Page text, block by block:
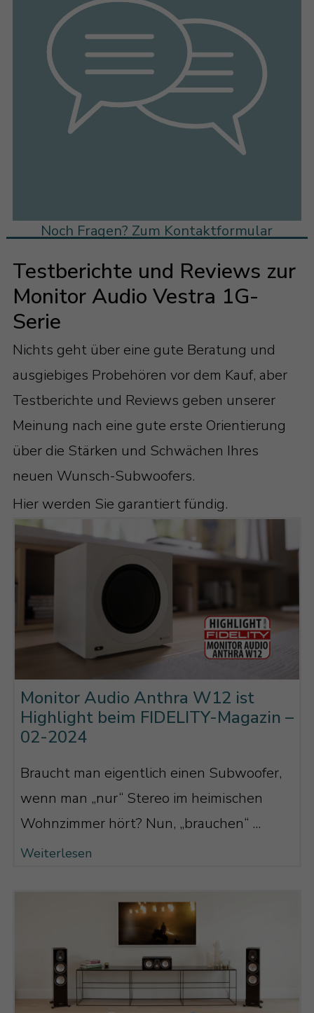
Noch Fragen? Zum Kontaktformular
Testberichte und Reviews zur
Monitor Audio Vestra 1G-
Serie
Nichts geht über eine gute Beratung und
ausgiebiges Probehören vor dem Kauf, aber
Testberichte und Reviews geben unserer
Meinung nach eine gute erste Orientierung
über die Stärken und Schwächen Ihres
neuen Wunsch-Subwoofers.
Hier werden Sie garantiert fündig.
Monitor Audio Anthra W12 ist
Highlight beim FIDELITY-Magazin –
02-2024
Braucht man eigentlich einen Subwoofer,
wenn man „nur“ Stereo im heimischen
Wohnzimmer hört? Nun, „brauchen“ ...
Weiterlesen